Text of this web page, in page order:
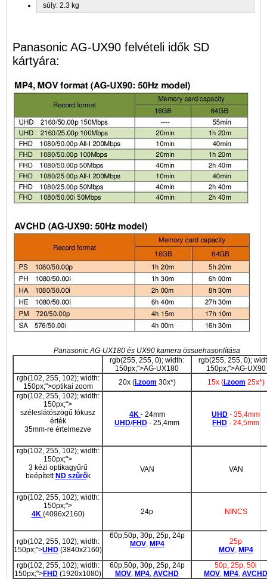
súly: 2.3 kg
Panasonic AG-UX90 felvételi idők SD
kártyára:
Panasonic AG-UX180 és UX90 kamera össuehasonlítása
rgb(255, 255, 0); width:
150px;">AG-UX180
rgb(255, 255, 0);
150px;">AG-UX90
rgb(102, 255, 102); width:
150px;">optikai zoom
20x (i.zoom 30x*) 15x (i.zoom 25x*)
rgb(102, 255, 102); width:
150px;">
széleslátószögű fókusz
érték
35mm-re értelmezve
4K - 24mm
UHD/FHD - 25,4mm
UHD - 35,4mm
FHD - 24,5mm
rgb(102, 255, 102); width:
150px;">
3 kézi optikagyűrű
beépítettND szűrők
VAN VAN
rgb(102, 255, 102); width:
150px;">
4K (4096x2160) 24p NINCS
rgb(102, 255, 102); width:
150px;">UHD (3840x2160)
60p,50p, 30p, 25p, 24p
MOV, MP4
25p
MOV, MP4
rgb(102, 255, 102); width:
150px;">FHD (1920x1080)
60p,50p, 30p, 25p, 24p
MOV MP4 AVCHD
50p, 25p, 50i
MOV MP4 AVCHD